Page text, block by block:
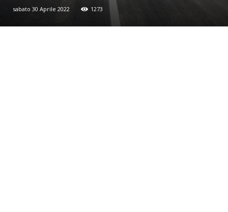
sabato 30 Aprile 2022 1273